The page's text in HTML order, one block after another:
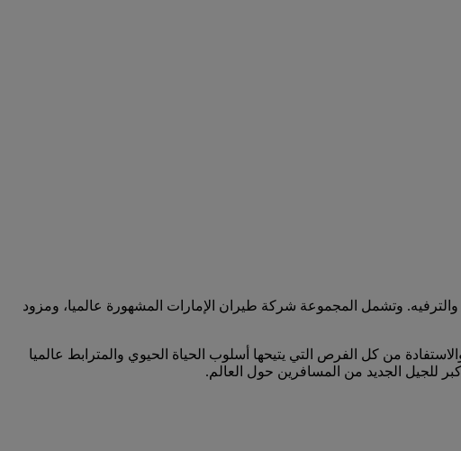
وتشمل المجموعة شركة طيران الإمارات المشهورة عالميا، ومزود
من كل الفرص التي يتيحها أسلوب الحياة الحيوي والمترابط عالميا
للجيل الجديد من المسافرين حول العالم.